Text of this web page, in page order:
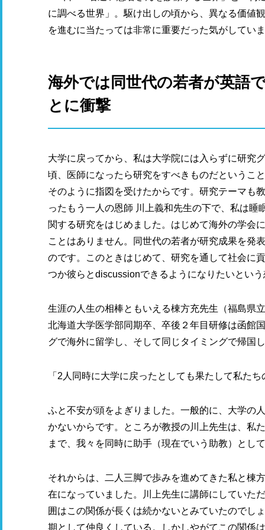
に調べる世界」。駆け出しの頃から、異なる価値
を進むに当たっては非常に重要だった気がしてい
海外では同世代の若者が英語
とに衝撃
大学に戻ってから、私は大学院には入らずに研究
頃、医師になったら研究をすべきものだというこ
そのように指図を受けたからです。研究テーマも
ったもう一人の恩師 川上義和先生の下で、私は
関する研究をはじめました。はじめて海外の学会
ことはありません。同世代の若者が研究成果を発
のです。このときはじめて、研究を通して社会に
つか彼らとdiscussionできるようになりたいとい
生涯の人生の相棒ともいえる棟方充先生（福島県
北海道大学医学部同期卒、卒後２年目研修は函館
グで海外に留学し、そして同じタイミングで帰国
「2人同時に大学に戻ったとしても果たして私た
ふと不安が頭をよぎりました。一般的に、大学の
かないからです。ところが教授の川上先生は、私
まで、我々を同時に助手（現在でいう助教）とし
それからは、二人三脚で歩みを進めてきた私と棟
在になっていました。川上先生に講師にしていた
囲はこの関係が長くは続かないとみていたのでし
期として仲良くしている。しかしやがてこの関係